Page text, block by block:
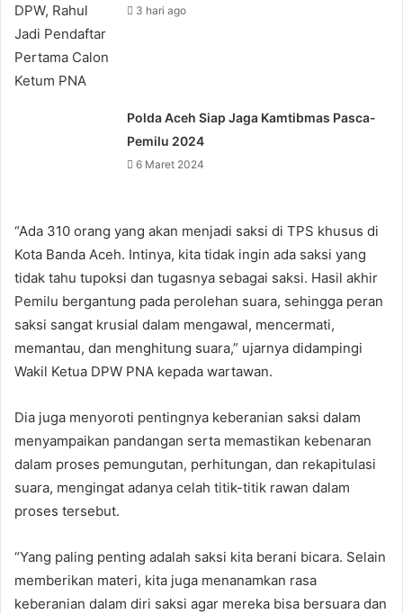
3 hari ago
Polda Aceh Siap Jaga Kamtibmas Pasca-
Pemilu 2024
6 Maret 2024
“Ada 310 orang yang akan menjadi saksi di TPS khusus di
Kota Banda Aceh. Intinya, kita tidak ingin ada saksi yang
tidak tahu tupoksi dan tugasnya sebagai saksi. Hasil akhir
Pemilu bergantung pada perolehan suara, sehingga peran
saksi sangat krusial dalam mengawal, mencermati,
memantau, dan menghitung suara,” ujarnya didampingi
Wakil Ketua DPW PNA kepada wartawan.
Dia juga menyoroti pentingnya keberanian saksi dalam
menyampaikan pandangan serta memastikan kebenaran
dalam proses pemungutan, perhitungan, dan rekapitulasi
suara, mengingat adanya celah titik-titik rawan dalam
proses tersebut.
“Yang paling penting adalah saksi kita berani bicara. Selain
memberikan materi, kita juga menanamkan rasa
keberanian dalam diri saksi agar mereka bisa bersuara dan